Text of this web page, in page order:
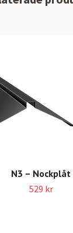
N3 – Nockplåt
529 kr